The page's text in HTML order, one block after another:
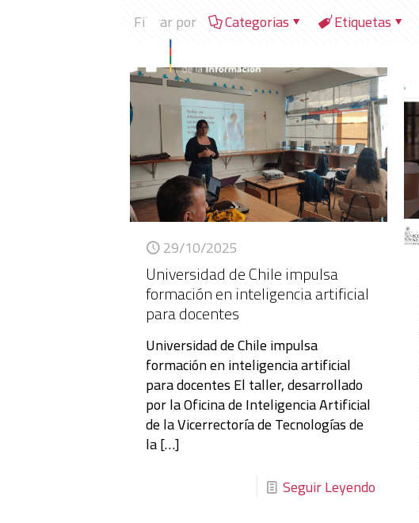
Filtrar por Categorias Etiquetas
29/10/2025
Universidad de Chile impulsa
formación en inteligencia artificial
para docentes
Universidad de Chile impulsa
formación en inteligencia artificial
para docentes El taller, desarrollado
por la Oficina de Inteligencia Artificial
de la Vicerrectoría de Tecnologías de
la[…]
Seguir Leyendo